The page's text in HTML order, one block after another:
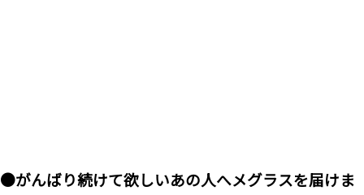
●がんばり続けて欲しいあの人へメグラスを届けま